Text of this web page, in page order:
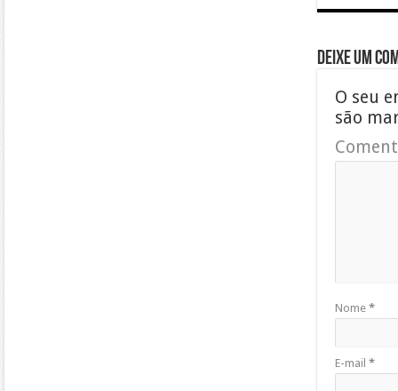
Deixe um
O seu
são
Nome *
E-mail *